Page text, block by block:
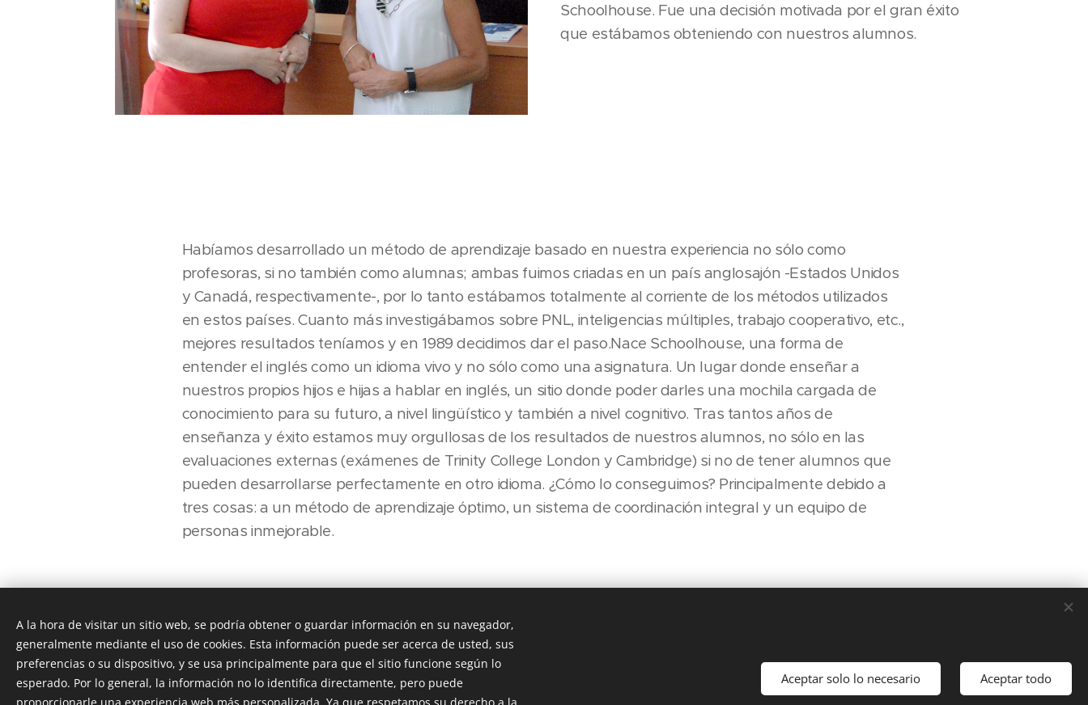
Schoolhouse. Fue una decisión motivada por el gran éxito
que estábamos obteniendo con nuestros alumnos.
Habíamos desarrollado un método de aprendizaje basado en nuestra experiencia no sólo como
profesoras, si no también como alumnas; ambas fuimos criadas en un país anglosajón -Estados Unidos
y Canadá, respectivamente-, por lo tanto estábamos totalmente al corriente de los métodos utilizados
en estos países. Cuanto más investigábamos sobre PNL, inteligencias múltiples, trabajo cooperativo, etc.,
mejores resultados teníamos y en 1989 decidimos dar el paso.Nace Schoolhouse, una forma de
entender el inglés como un idioma vivo y no sólo como una asignatura. Un lugar donde enseñar a
nuestros propios hijos e hijas a hablar en inglés, un sitio donde poder darles una mochila cargada de
conocimiento para su futuro, a nivel lingüístico y también a nivel cognitivo. Tras tantos años de
enseñanza y éxito estamos muy orgullosas de los resultados de nuestros alumnos, no sólo en las
evaluaciones externas (exámenes de Trinity College London y Cambridge) si no de tener alumnos que
pueden desarrollarse perfectamente en otro idioma. ¿Cómo lo conseguimos? Principalmente debido a
tres cosas: a un método de aprendizaje óptimo, un sistema de coordinación integral y un equipo de
personas inmejorable.
Hace poco nos preguntaron qué era para nosotras Schoolhouse. Nuestra respuesta fue: pasión e
ilusión por un idioma.
A la hora de visitar un sitio web, se podría obtener o guardar información en su navegador,
generalmente mediante el uso de cookies. Esta información puede ser acerca de usted, sus
preferencias o su dispositivo, y se usa principalmente para que el sitio funcione según lo
esperado. Por lo general, la información no lo identifica directamente, pero puede
Aceptar solo lo necesario Aceptar todo